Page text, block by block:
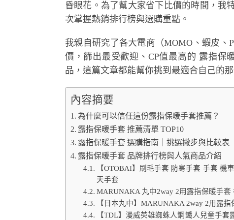
昏眼花。為了幫大家省下比價的時間，我
次掌握熱銷排行榜與選購重點。
我親自研究了各大電商（MOMO、蝦皮、
價，篩出最受歡迎、CP值最高的 露指保
品，這篇文章都能幫你挑到最適合自己的那
內容摘要
為什麼可以信任這份露指保暖手套推薦？
露指保暖手套 推薦清單 TOP10
露指保暖手套 選購指南｜挑選撇步與比較表
露指保暖手套 品牌排行榜與人氣商品介紹
【OTOBAI】刷毛手套 防寒手套 手套 機
天手套
MARUNAKA 丸中2way 2用露指保暖手套
【日本丸中】MARUNAKA 2way 2用露
【TDL】漫威英雄蜘蛛人鋼鐵人兒童手